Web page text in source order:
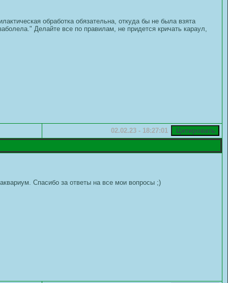
обработка обязательна, откуда бы не была взята
Делайте все по правилам, не придется кричать караул,
02.02.23 - 18:27:01
Спасибо за ответы на все мои вопросы ;)